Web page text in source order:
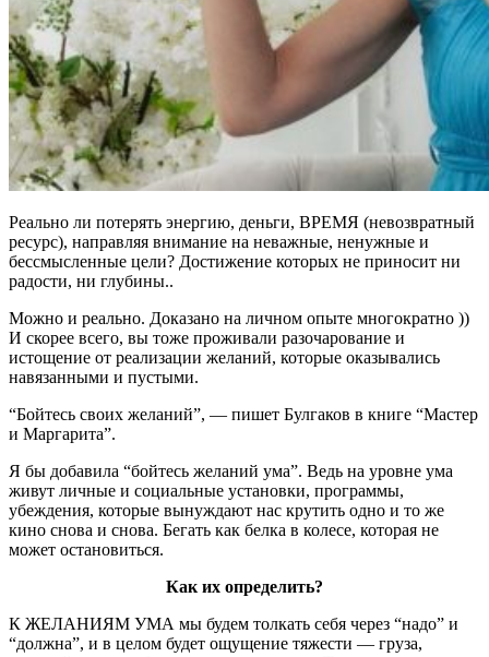
Реально ли потерять энергию, деньги, ВРЕМЯ (невозвратный
ресурс), направляя внимание на неважные, ненужные и
бессмысленные цели? Достижение которых не приносит ни
радости, ни глубины..
Можно и реально. Доказано на личном опыте многократно ))
И скорее всего, вы тоже проживали разочарование и
истощение от реализации желаний, которые оказывались
навязанными и пустыми.
“Бойтесь своих желаний”, — пишет Булгаков в книге “Мастер
и Маргарита”.
Я бы добавила “бойтесь желаний ума”. Ведь на уровне ума
живут личные и социальные установки, программы,
убеждения, которые вынуждают нас крутить одно и то же
кино снова и снова. Бегать как белка в колесе, которая не
может остановиться.
Как их определить?
К ЖЕЛАНИЯМ УМА мы будем толкать себя через “надо” и
“должна”, и в целом будет ощущение тяжести — груза,